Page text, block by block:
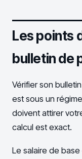
Les points
bulletin de
Vérifier son
est sous un
doivent attirer
calcul est exact.
Le salaire de